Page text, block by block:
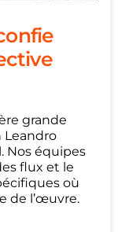
grande
Leandro
Nos équipes
flux et le
où
de l’œuvre.